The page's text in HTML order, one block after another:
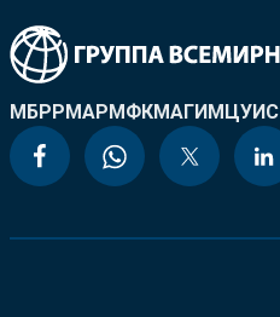
МБРРМАРМФКМАГИМЦУИС